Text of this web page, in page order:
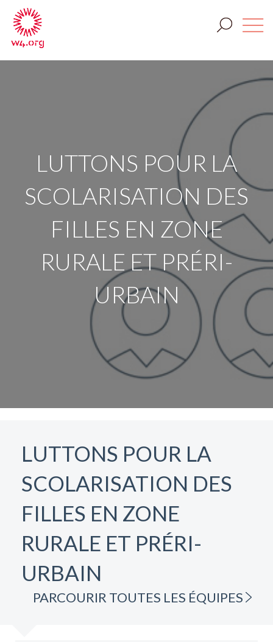
LUTTONS POUR LA
SCOLARISATION DES
FILLES EN ZONE
RURALE ET PRÉRI-
URBAIN
LUTTONS POUR LA
SCOLARISATION DES
FILLES EN ZONE
RURALE ET PRÉRI-
URBAIN
PARCOURIR TOUTES LES ÉQUIPES